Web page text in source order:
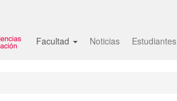
Facultad Noticias Estudiantes